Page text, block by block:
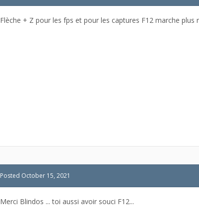
Flèche + Z pour les fps et pour les captures F12 marche
Posted October 15, 2021
Merci Blindos ... toi aussi avoir souci F12...